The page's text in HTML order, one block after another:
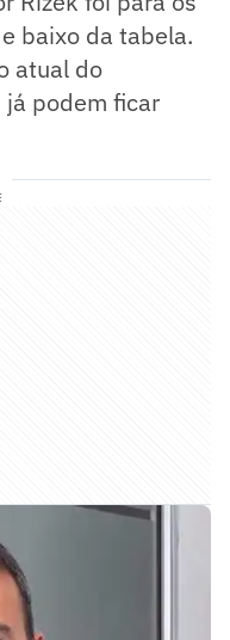
baixo da tabela.
atual do
podem ficar